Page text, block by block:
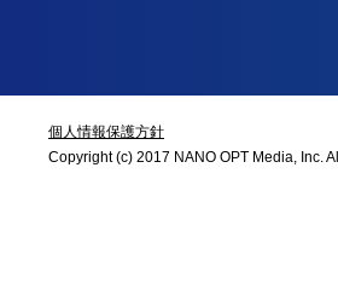
個人情報保護方針
Copyright (c) 2017 NANO OPT Media, Inc.